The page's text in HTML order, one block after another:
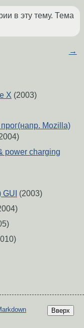
в эту тему. Тема
→
X (2003)
Mozilla)
power charging
(2003)
Вверх